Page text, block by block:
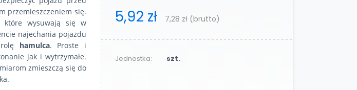
przemieszczeniem się.
które wysuwają się w
najechania pojazdu
hamulca. Proste i
jak i wytrzymałe.
zmieszczą się do
5,92 zł 7,28 zł (brutto)
Jednostka: szt.